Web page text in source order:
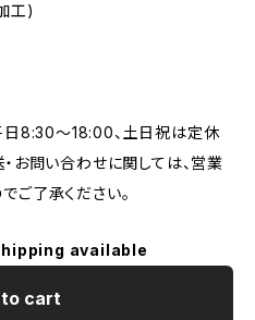
工)
日8:30～18:00、土日祝は定休
お問い合わせに関しては、営業
ご了承ください。
available
cart